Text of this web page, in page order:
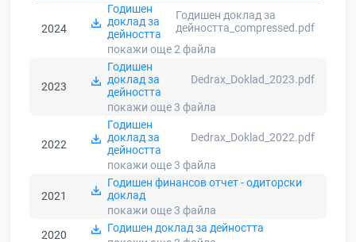
2024
Годишен
доклад за
дейността
Годишен доклад за
дейността_compressed.pdf
покажи още 2файла
2023
Годишен
доклад за
дейността
Dedrax_Doklad_2023.pdf
покажи още 3 файла
2022
Годишен
доклад за
дейността
Dedrax_Doklad_2022.pdf
покажи още 3 файла
2021
Годишен финансов отчет - одиторски
доклад
покажи още 3 файла
2020
Годишен доклад за дейността